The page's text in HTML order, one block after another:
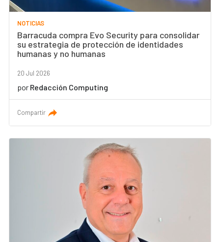
NOTICIAS
Barracuda compra Evo Security para consolidar
su estrategia de protección de identidades
humanas y no humanas
20 Jul 2026
por Redacción Computing
Compartir